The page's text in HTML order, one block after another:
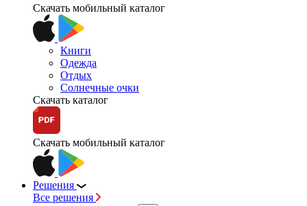
Скачать мобильный каталог
Книги
Одежда
Отдых
Солнечные очки
Скачать каталог
Скачать мобильный каталог
Решения
Все решения